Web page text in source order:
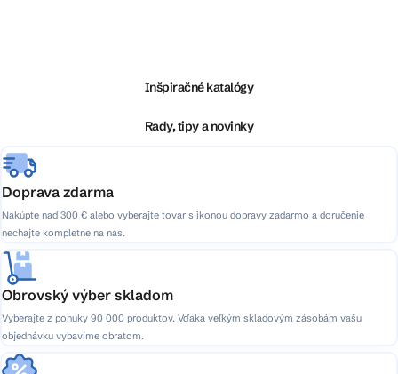
e
Inšpiračné katalógy
Rady, tipy a novinky
Doprava zdarma
Nakúpte nad 300 € alebo vyberajte tovar s ikonou dopravy zadarmo a doručenie
nechajte kompletne na nás.
Obrovský výber skladom
Vyberajte z ponuky 90 000 produktov. Vďaka veľkým skladovým zásobám vašu
objednávku vybavíme obratom.